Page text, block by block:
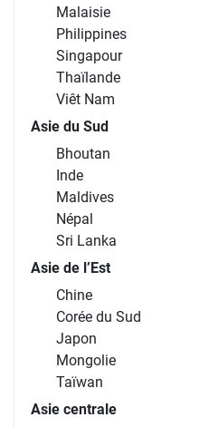
Malaisie
Philippines
Singapour
Thaïlande
Viêt Nam
Asie du Sud
Bhoutan
Inde
Maldives
Népal
Sri Lanka
Asie de l’Est
Chine
Corée du Sud
Japon
Mongolie
Taïwan
Asie centrale